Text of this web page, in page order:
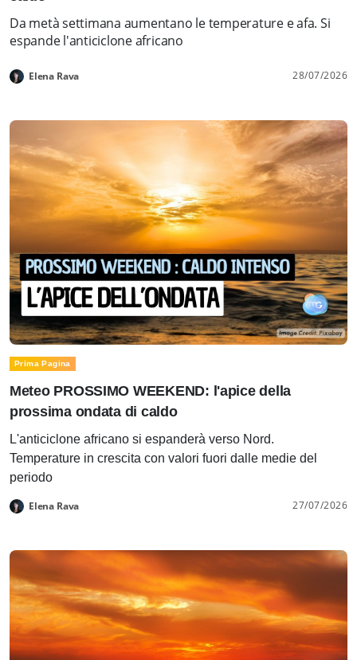
Da metà settimana aumentano le temperature e afa. Si
espande l'anticiclone africano
Elena Rava 28/07/2026
Prima Pagina
Meteo PROSSIMO WEEKEND: l'apice della
prossima ondata di caldo
L'anticiclone africano si espanderà verso Nord.
Temperature in crescita con valori fuori dalle medie del
periodo
Elena Rava 27/07/2026